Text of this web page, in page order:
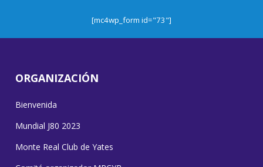
[mc4wp_form id="73"]
ORGANIZACIÓN
Bienvenida
Mundial J80 2023
Monte Real Club de Yates